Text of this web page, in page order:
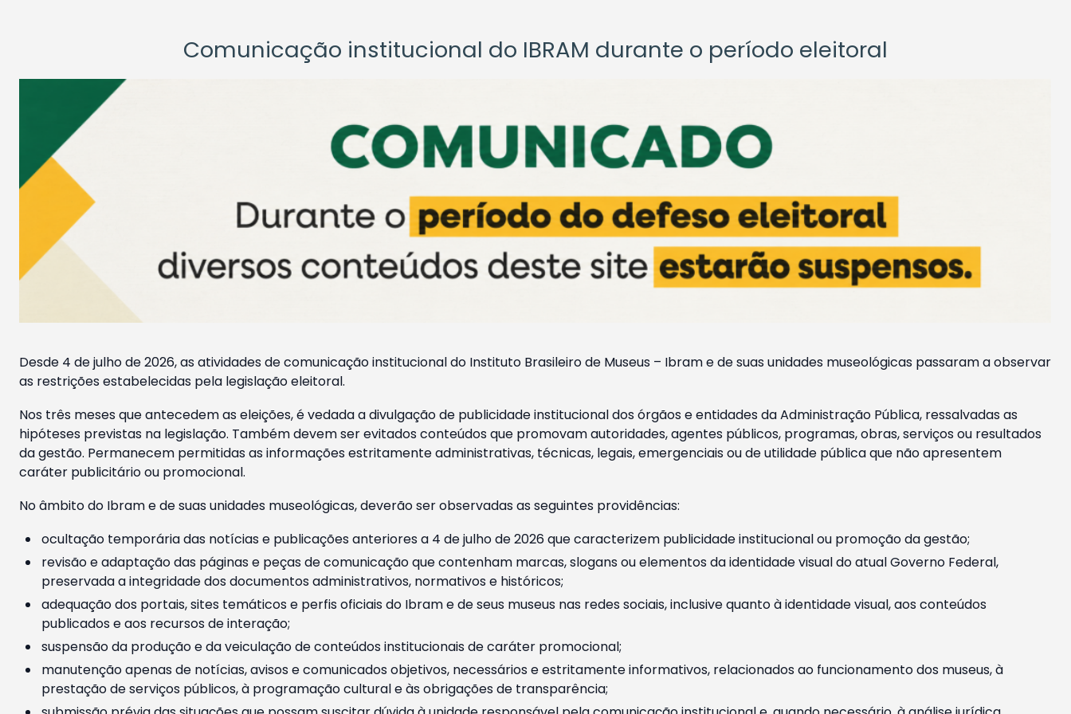
Comunicação institucional do IBRAM durante o período eleitoral
Desde 4 de julho de 2026, as atividades de comunicação institucional do Instituto Brasileiro de Museus – Ibram e de suas unidades museológicas passaram a observar
as restrições estabelecidas pela legislação eleitoral.
Nos três meses que antecedem as eleições, é vedada a divulgação de publicidade institucional dos órgãos e entidades da Administração Pública, ressalvadas as
hipóteses previstas na legislação. Também devem ser evitados conteúdos que promovam autoridades, agentes públicos, programas, obras, serviços ou resultados
da gestão. Permanecem permitidas as informações estritamente administrativas, técnicas, legais, emergenciais ou de utilidade pública que não apresentem
caráter publicitário ou promocional.
No âmbito do Ibram e de suas unidades museológicas, deverão ser observadas as seguintes providências:
ocultação temporária das notícias e publicações anteriores a 4 de julho de 2026 que caracterizem publicidade institucional ou promoção da gestão;
revisão e adaptação das páginas e peças de comunicação que contenham marcas, slogans ou elementos da identidade visual do atual Governo Federal,
preservada a integridade dos documentos administrativos, normativos e históricos;
adequação dos portais, sites temáticos e perfis oficiais do Ibram e de seus museus nas redes sociais, inclusive quanto à identidade visual, aos conteúdos
publicados e aos recursos de interação;
suspensão da produção e da veiculação de conteúdos institucionais de caráter promocional;
manutenção apenas de notícias, avisos e comunicados objetivos, necessários e estritamente informativos, relacionados ao funcionamento dos museus, à
prestação de serviços públicos, à programação cultural e às obrigações de transparência;